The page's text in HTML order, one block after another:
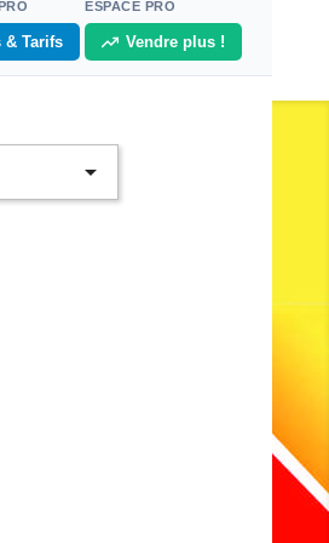
& Tarifs
ESPACE PRO
Vendre plus !
